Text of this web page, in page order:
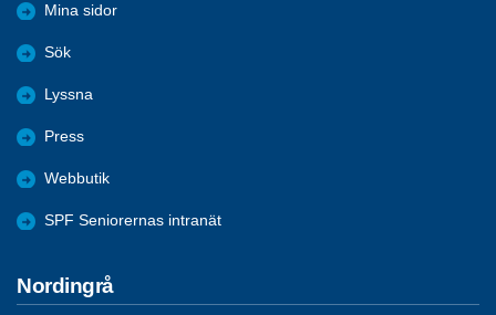
Mina sidor
Sök
Lyssna
Press
Webbutik
SPF Seniorernas intranät
Nordingrå